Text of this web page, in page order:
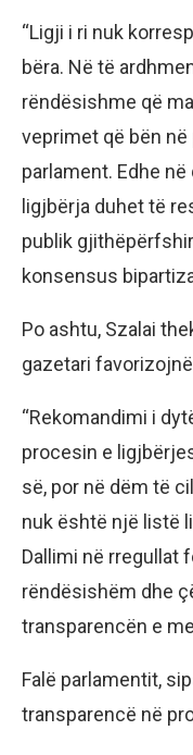
“Ligji i ri nuk
bëra. Në të
rëndësishme që
veprimet që bën
parlament. Edhe
ligjbërja duhet të
publik
konsensus
Po ashtu, Szalai
gazetari
“Rekomandimi i
procesin e
së, por në dëm të
nuk është një listë
Dallimi në rregullat
rëndësishëm dhe
transparencën e
Falë parlamentit,
transparencë në